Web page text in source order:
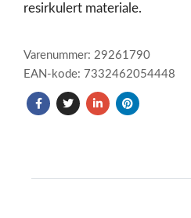
resirkulert materiale.
Varenummer: 29261790
EAN-kode: 7332462054448